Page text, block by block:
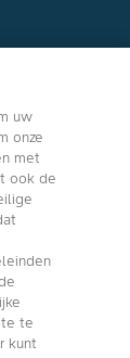
uw
onze
met
ook de
te
kunt